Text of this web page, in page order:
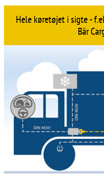
Hele køretøjet i sigte -
Bär